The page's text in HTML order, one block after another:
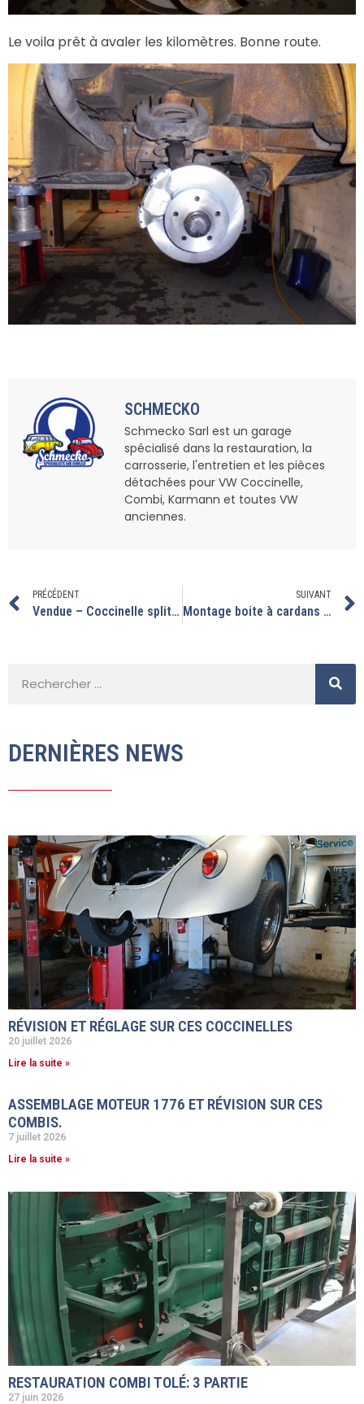
Le voila prêt à avaler les kilomètres. Bonne route.
SCHMECKO
Schmecko Sarl est un garage
spécialisé dans la restauration, la
carrosserie, l'entretien et les pièces
détachées pour VW Coccinelle,
Combi, Karmann et toutes VW
anciennes.
PRÉCÉDENT
Vendue – Coccinelle split 1950
SUIVANT
Montage boite à cardans IRS + moteur 1776 sur ce split.
DERNIÈRES NEWS
RÉVISION ET RÉGLAGE SUR CES COCCINELLES
20 juillet 2026
Lire la suite »
ASSEMBLAGE MOTEUR 1776 ET RÉVISION SUR CES
COMBIS.
7 juillet 2026
Lire la suite »
RESTAURATION COMBI TOLÉ: 3 PARTIE
27 juin 2026